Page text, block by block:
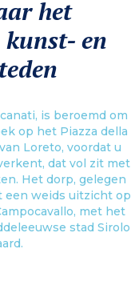
kustlijn. Het dorp
een uniek uitzicht op
door het
kunstgalerie, waar u
Lotto kunt
Meer informatie
het
en
is beroemd om
op het Piazza della
Loreto, voordat u
dat vol zit met
Het dorp, gelegen
een weids uitzicht op
met het
stad Sirolo